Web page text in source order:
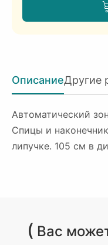
ОписаниеДругие
Автоматический
Спицы и
липучке. 105 см в
( Вас